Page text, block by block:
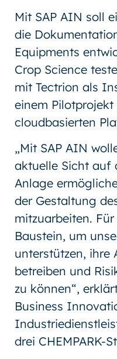
Mit SAP AIN soll
die
Equipments
Crop Science
mit Tectrion als
einem
cloudbasierten
„Mit SAP AIN
aktuelle Sicht auf
Anlage
der Gestaltung
mitzuarbeiten.
Baustein, um
unterstützen, ihre
betreiben und
zu können“,
Business
drei CHEMPARK-